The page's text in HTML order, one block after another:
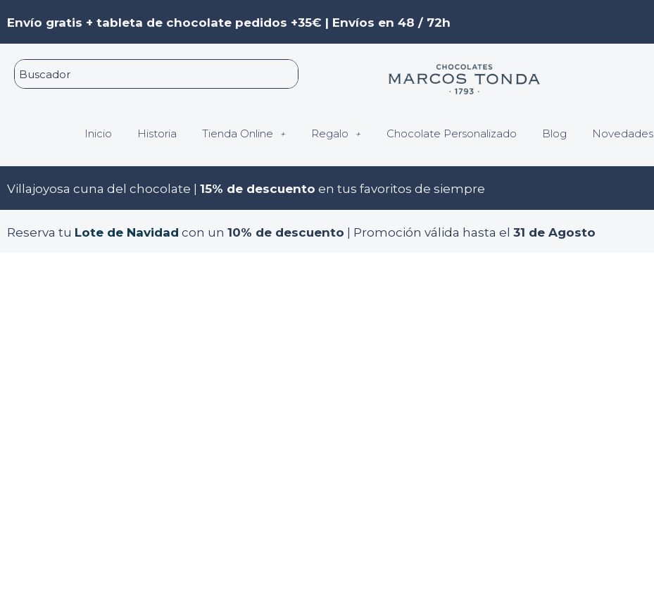
al
contenido
Envío gratis + tableta de chocolate pedidos +35€ | Envíos en 48 / 72h
Inicio Historia Tienda Online Regalo Chocolate Personalizado Blog Novedades
Villajoyosa cuna del chocolate | 15% de descuento en tus favoritos de siempre
Reserva tu Lote de Navidad con un 10% de descuento | Promoción válida hasta el 31 de Agosto